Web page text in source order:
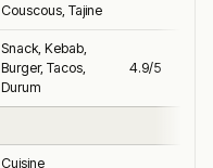
Couscous, Tajine
Snack, Kebab,
Burger, Tacos,
Durum
4.9/5
Cuisine